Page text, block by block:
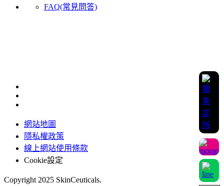
FAQ(常見問答)
網站地圖
隱私權政策
線上網站使用條款
Cookie設定
Copyright 2025 SkinCeuticals.